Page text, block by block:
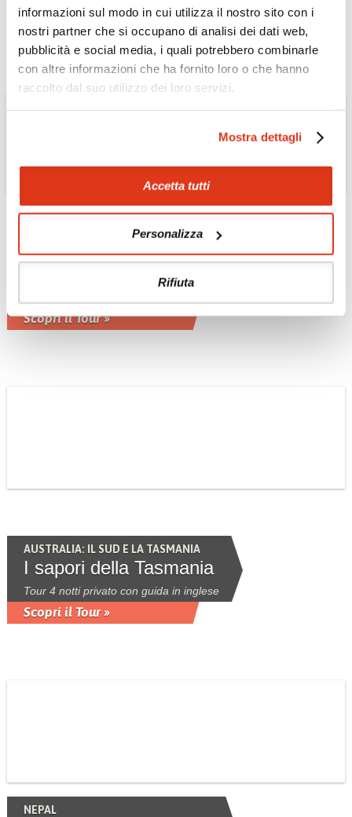
informazioni sul modo in cui utilizza il nostro sito con i
nostri partner che si occupano di analisi dei dati web,
pubblicità e social media, i quali potrebbero combinarle
con altre informazioni che ha fornito loro o che hanno
raccolto dal suo utilizzo dei loro servizi.
Mostra dettagli
Accetta tutti
Personalizza
Rifiuta
Scopri il Tour »
THAILANDIA
Thailandia da nord a
sud
Tour privato 11 notti con guida in
Scopri il Tour »
AUSTRALIA: IL SUD E LA TASMANIA
I sapori della Tasmania
Tour 4 notti privato con guida in inglese
Scopri il Tour »
NEPAL